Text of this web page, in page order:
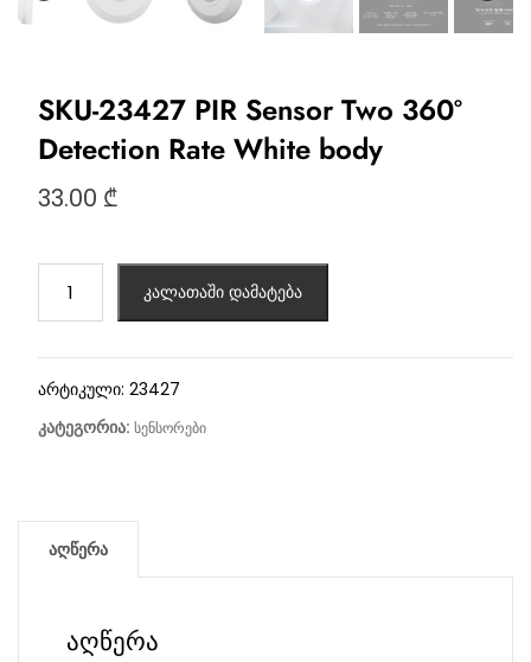
SKU-23427 PIR Sensor Two 360º
Detection Rate White body
33.00 ₾
კალათაში დამატება
არტიკული: 23427
კატეგორია: სენსორები
აღწერა
აღწერა